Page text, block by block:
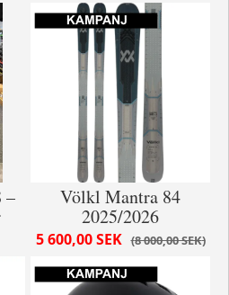
–
Völkl Mantra 84
2025/2026
8 000,00 SEK
5 600,00 SEK